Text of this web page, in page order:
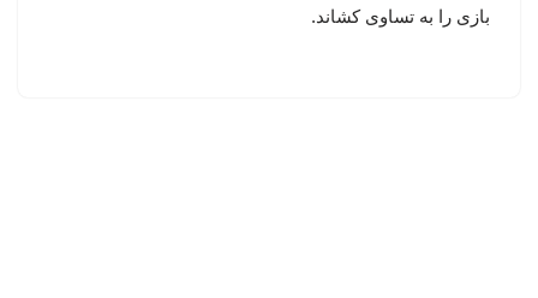
بازی را به تساوی کشاند.